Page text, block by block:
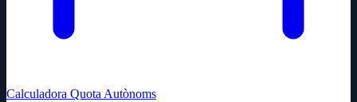
Calculadora Quota Autònoms